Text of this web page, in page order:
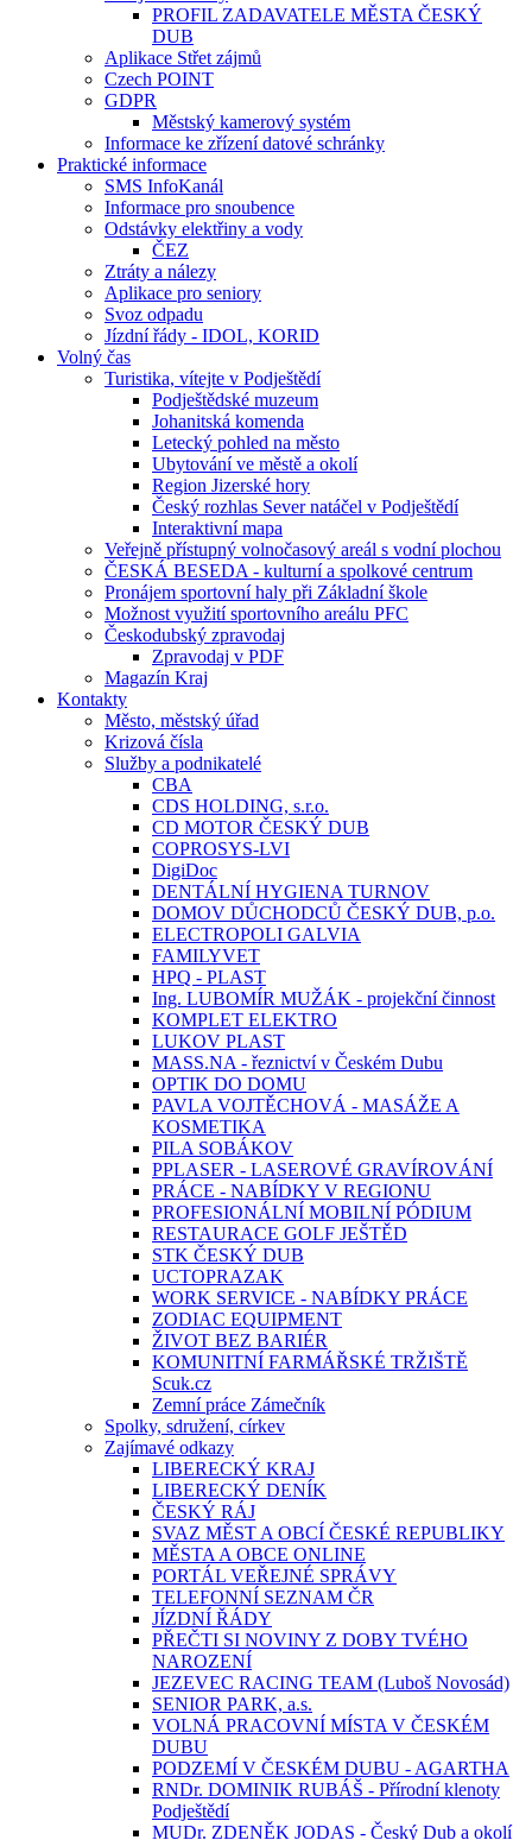
PROFIL ZADAVATELE MĚSTA ČESKÝ
DUB
Aplikace Střet zájmů
Czech POINT
GDPR
Městský kamerový systém
Informace ke zřízení datové schránky
Praktické informace
SMS InfoKanál
Informace pro snoubence
Odstávky elektřiny a vody
ČEZ
Ztráty a nálezy
Aplikace pro seniory
Svoz odpadu
Jízdní řády - IDOL, KORID
Volný čas
Turistika, vítejte v Podještědí
Podještědské muzeum
Johanitská komenda
Letecký pohled na město
Ubytování ve městě a okolí
Region Jizerské hory
Český rozhlas Sever natáčel v Podještědí
Interaktivní mapa
Veřejně přístupný volnočasový areál s vodní plochou
ČESKÁ BESEDA - kulturní a spolkové centrum
Pronájem sportovní haly při Základní škole
Možnost využití sportovního areálu PFC
Českodubský zpravodaj
Zpravodaj v PDF
Magazín Kraj
Kontakty
Město, městský úřad
Krizová čísla
Služby a podnikatelé
CBA
CDS HOLDING, s.r.o.
CD MOTOR ČESKÝ DUB
COPROSYS-LVI
DigiDoc
DENTÁLNÍ HYGIENA TURNOV
DOMOV DŮCHODCŮ ČESKÝ DUB, p.o.
ELECTROPOLI GALVIA
FAMILYVET
HPQ - PLAST
Ing. LUBOMÍR MUŽÁK - projekční činnost
KOMPLET ELEKTRO
LUKOV PLAST
MASS.NA - řeznictví v Českém Dubu
OPTIK DO DOMU
PAVLA VOJTĚCHOVÁ - MASÁŽE A
KOSMETIKA
PILA SOBÁKOV
PPLASER - LASEROVÉ GRAVÍROVÁNÍ
PRÁCE - NABÍDKY V REGIONU
PROFESIONÁLNÍ MOBILNÍ PÓDIUM
RESTAURACE GOLF JEŠTĚD
STK ČESKÝ DUB
UCTOPRAZAK
WORK SERVICE - NABÍDKY PRÁCE
ZODIAC EQUIPMENT
ŽIVOT BEZ BARIÉR
KOMUNITNÍ FARMÁŘSKÉ TRŽIŠTĚ
Scuk.cz
Zemní práce Zámečník
Spolky, sdružení, církev
Zajímavé odkazy
LIBERECKÝ KRAJ
LIBERECKÝ DENÍK
ČESKÝ RÁJ
SVAZ MĚST A OBCÍ ČESKÉ REPUBLIKY
MĚSTA A OBCE ONLINE
PORTÁL VEŘEJNÉ SPRÁVY
TELEFONNÍ SEZNAM ČR
JÍZDNÍ ŘÁDY
PŘEČTI SI NOVINY Z DOBY TVÉHO
NAROZENÍ
JEZEVEC RACING TEAM (Luboš Novosád)
SENIOR PARK, a.s.
VOLNÁ PRACOVNÍ MÍSTA V ČESKÉM
DUBU
PODZEMÍ V ČESKÉM DUBU - AGARTHA
RNDr. DOMINIK RUBÁŠ - Přírodní klenoty
Podještědí
MUDr. ZDENĚK JODAS - Český Dub a okolí